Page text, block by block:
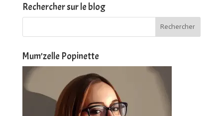
Rechercher sur le blog
Mum’zelle Popinette